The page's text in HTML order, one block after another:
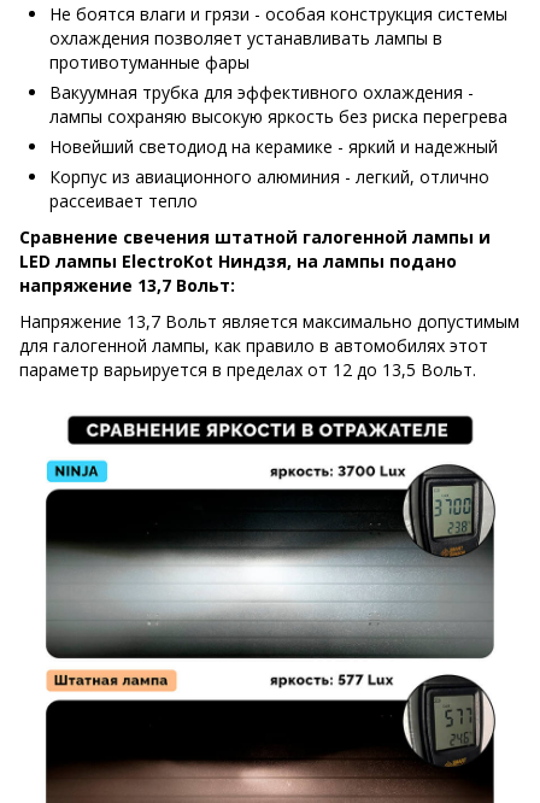
Не боятся влаги и грязи - особая конструкция системы
охлаждения позволяет устанавливать лампы в
противотуманные фары
Вакуумная трубка для эффективного охлаждения -
лампы сохраняю высокую яркость без риска перегрева
Новейший светодиод на керамике - яркий и надежный
Корпус из авиационного алюминия - легкий, отлично
рассеивает тепло
Сравнение свечения штатной галогенной лампы и
LED лампы ElectroKot Ниндзя, на лампы подано
напряжение 13,7 Вольт:
Напряжение 13,7 Вольт является максимально допустимым
для галогенной лампы, как правило в автомобилях этот
параметр варьируется в пределах от 12 до 13,5 Вольт.